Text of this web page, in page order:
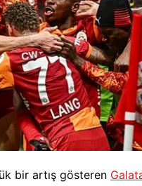
bir artış gösteren